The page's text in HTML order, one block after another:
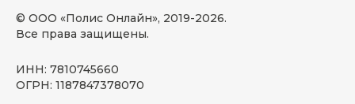
© ООО «Полис Онлайн», 2019-2026.
Все права защищены.
ИНН: 7810745660
ОГРН: 1187847378070